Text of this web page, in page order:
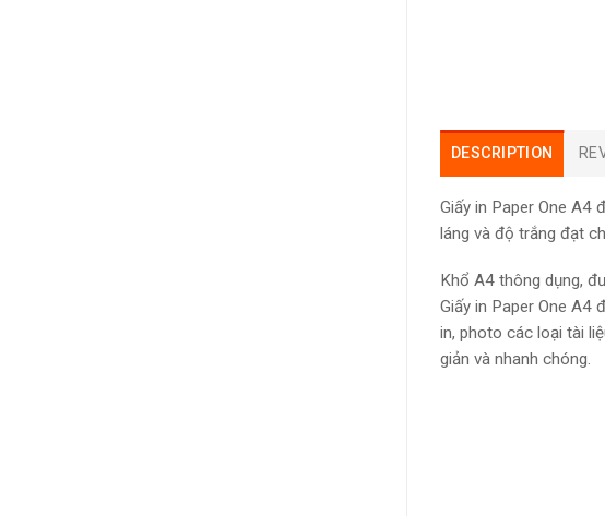
DESCRIPTION
Giấy in Paper One
láng và độ trắng đạt
Khổ A4 thông dụng,
Giấy in Paper One A4
in, photo các loại tài
giản và nhanh chóng.